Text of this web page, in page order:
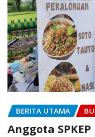
BERITA UTAMA
Anggota SPKEP